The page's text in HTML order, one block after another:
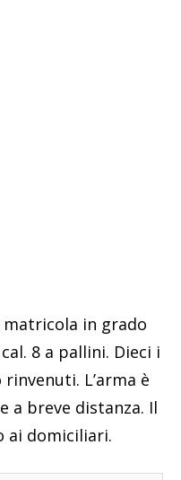
matricola in grado
8 a pallini. Dieci i
L’arma è
a breve distanza. Il
ai domiciliari.